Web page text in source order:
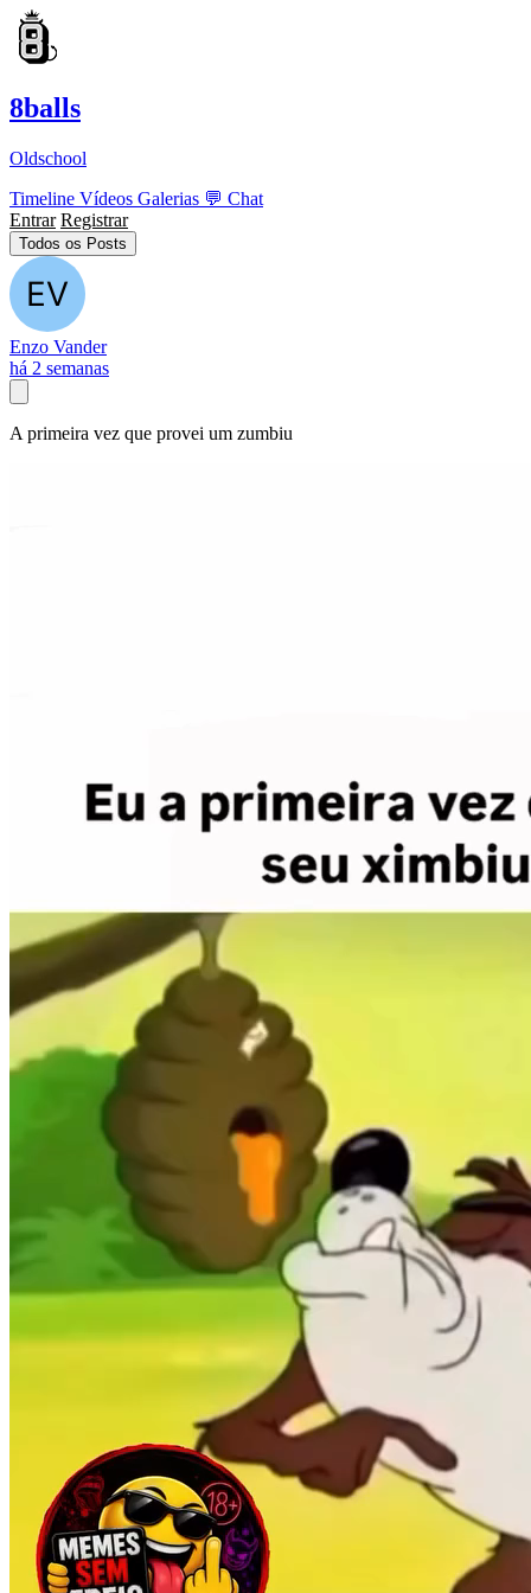
8balls
Oldschool
Timeline Vídeos Galerias 💬 Chat
Entrar Registrar
Todos os Posts
Enzo Vander
há 2 semanas
A primeira vez que provei um zumbiu